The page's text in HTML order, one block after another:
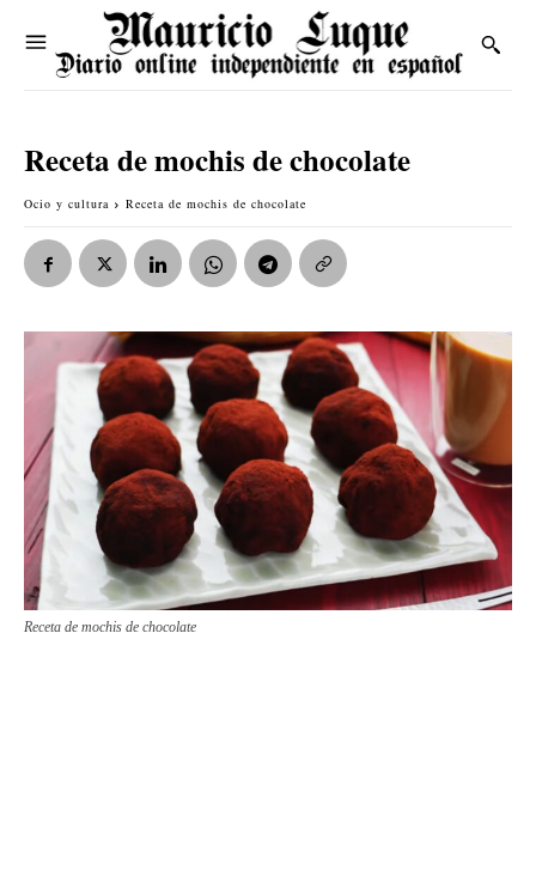
Receta de mochis de chocolate
Ocio y cultura Receta de mochis de chocolate
Receta de mochis de chocolate